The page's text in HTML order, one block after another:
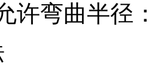
许弯曲半径